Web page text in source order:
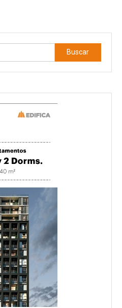
Buscar: